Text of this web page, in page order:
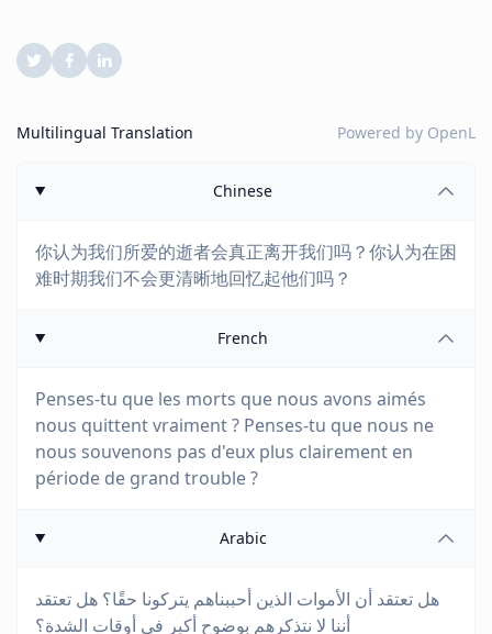
Multilingual Translation Powered by OpenL
Chinese
你认为我们所爱的逝者会真正离开我们吗？你认为在困
难时期我们不会更清晰地回忆起他们吗？
French
Penses-tu que les morts que nous avons aimés
nous quittent vraiment ? Penses-tu que nous ne
nous souvenons pas d'eux plus clairement en
période de grand trouble ?
Arabic
هل تعتقد أن الأموات الذين أحببناهم يتركونا حقًا؟ هل تعتقد
أننا لا نتذكرهم بوضوح أكبر في أوقات الشدة؟